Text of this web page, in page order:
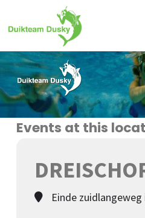
de
Events at this
Einde